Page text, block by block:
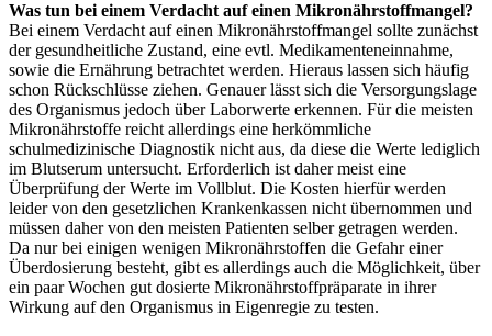
Was tun bei einem Verdacht auf einen Mikronährstoffmangel?
Bei einem Verdacht auf einen Mikronährstoffmangel sollte zunächst
der gesundheitliche Zustand, eine evtl. Medikamenteneinnahme,
sowie die Ernährung betrachtet werden. Hieraus lassen sich häufig
schon Rückschlüsse ziehen. Genauer lässt sich die Versorgungslage
des Organismus jedoch über Laborwerte erkennen. Für die meisten
Mikronährstoffe reicht allerdings eine herkömmliche
schulmedizinische Diagnostik nicht aus, da diese die Werte lediglich
im Blutserum untersucht. Erforderlich ist daher meist eine
Überprüfung der Werte im Vollblut. Die Kosten hierfür werden
leider von den gesetzlichen Krankenkassen nicht übernommen und
müssen daher von den meisten Patienten selber getragen werden.
Da nur bei einigen wenigen Mikronährstoffen die Gefahr einer
Überdosierung besteht, gibt es allerdings auch die Möglichkeit, über
ein paar Wochen gut dosierte Mikronährstoffpräparate in ihrer
Wirkung auf den Organismus in Eigenregie zu testen.